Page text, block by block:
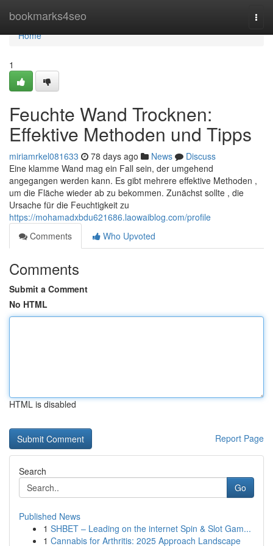
bookmarks4seo
Home
Home
1
Feuchte Wand Trocknen:
Effektive Methoden und Tipps
miriamrkel081633 78 days ago News
Discuss
Eine klamme Wand mag ein Fall sein, der umgehend
angegangen werden kann. Es gibt mehrere effektive Methoden ,
um die Fläche wieder ab zu bekommen. Zunächst sollte , die
Ursache für die Feuchtigkeit zu
https://mohamadxbdu621686.laowaiblog.com/profile
Comments
Who Upvoted
Comments
Submit a Comment
No HTML
HTML is disabled
Report Page
Search
Go
Published News
1 SHBET – Leading on the internet Spin & Slot Gam...
1 Cannabis for Arthritis: 2025 Approach Landscape